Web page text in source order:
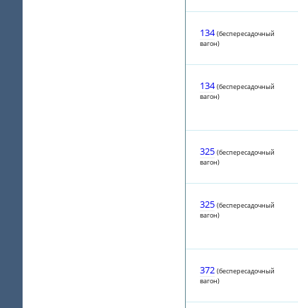
134 (беспересадочный
вагон)
134 (беспересадочный
вагон)
325 (беспересадочный
вагон)
325 (беспересадочный
вагон)
372 (беспересадочный
вагон)